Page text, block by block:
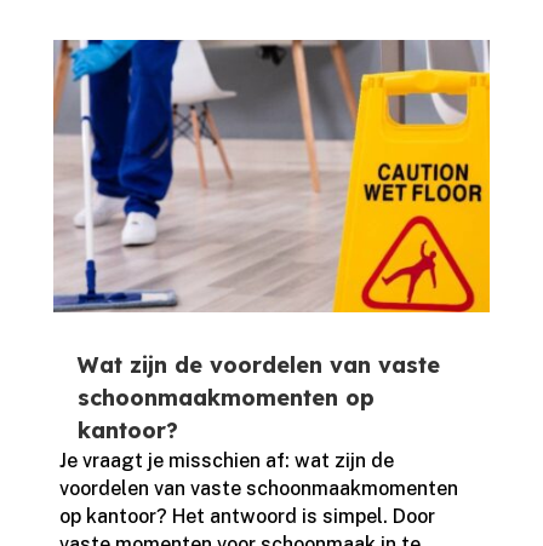
Wat zijn de voordelen van vaste
schoonmaakmomenten op
kantoor?
Je vraagt je misschien af: wat zijn de
voordelen van vaste schoonmaakmomenten
op kantoor? Het antwoord is simpel.​ Door